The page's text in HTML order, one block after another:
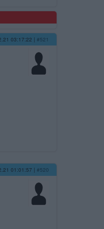
03:17:22 | #521
01:01:57 | #520